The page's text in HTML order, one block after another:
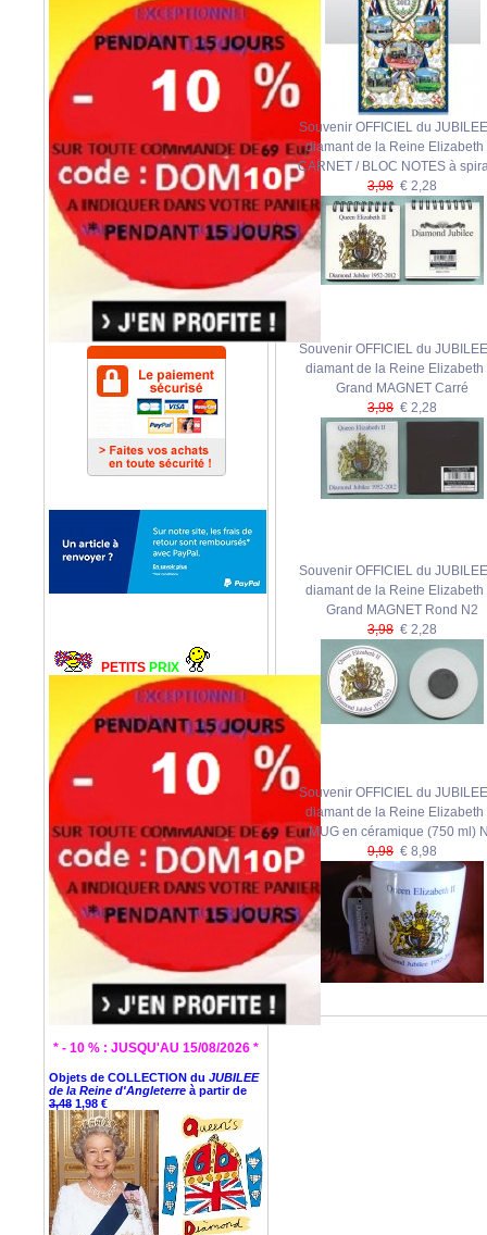
PETITS PRIX
* - 10 % : JUSQU'AU 15/08/2026 *
Objets de COLLECTION du JUBILEE
de la Reine d'Angleterre à partir de
3,48 1,98 €
Souvenir OFFICIEL du
diamant de la Reine Elizabeth
CARNET / BLOC NOTES à
3,98 € 2,28
Souvenir OFFICIEL du
diamant de la Reine Elizabeth
Grand MAGNET Carré
3,98 € 2,28
Souvenir OFFICIEL du
diamant de la Reine Elizabeth
Grand MAGNET Rond N2
3,98 € 2,28
Souvenir OFFICIEL du
diamant de la Reine Elizabeth
MUG en céramique (750 ml)
9,98 € 8,98